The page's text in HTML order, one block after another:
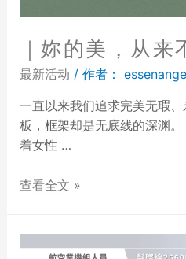
｜妳的美，从来
最新活动 / 作者：
一直以来我们追求完美无瑕
板，框架却是无底线的深渊
着女性 …
查看全文 »